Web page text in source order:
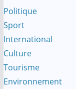
Politique
Sport
International
Culture
Tourisme
Environnement